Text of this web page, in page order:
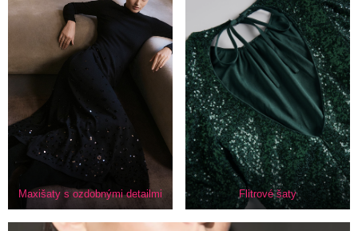
Maxišaty s ozdobnými detailmi Flitrové šaty